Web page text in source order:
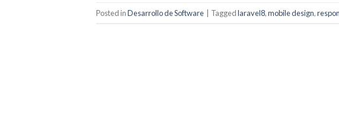
Posted inDesarrollo de Software Taggedlaravel8,mobile design,